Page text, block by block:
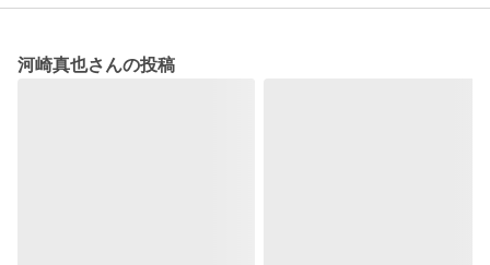
河崎真也さんの投稿